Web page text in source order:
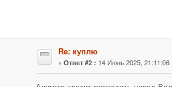
Re: куплю
« Ответ #2 : 14 Июнь 2025, 21:11:06